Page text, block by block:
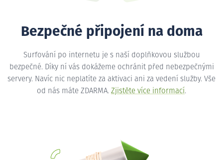
Bezpečné připojení na doma
Surfování po internetu je s naší doplňkovou službou
bezpečné. Díky ní vás dokážeme ochránit před nebezpečnými
servery. Navíc nic neplatíte za aktivaci ani za vedení služby. Vše
od nás máte ZDARMA. Zjistěte více informací.